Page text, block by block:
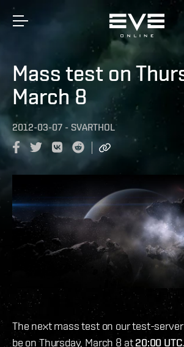
Mass test on
March 8
2012-03-07 - SVARTHOL
The next mass test on our test-
be on Thursday, March 8 at20:00 UTC